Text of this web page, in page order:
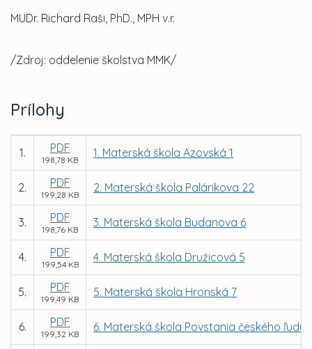
MUDr. Richard Raši, PhD., MPH v.r.
/Zdroj: oddelenie školstva MMK/
Prílohy
1. PDF
198,78 KB
1. Materská škola Azovská 1
2. PDF
199,28 KB
2. Materská škola Palárikova 22
3. PDF
198,76 KB
3. Materská škola Budanova 6
4. PDF
199,54 KB
4. Materská škola Družicová 5
5. PDF
199,49 KB
5. Materská škola Hronská 7
6. PDF
199,32 KB
6. Materská škola Povstania českého ľudu